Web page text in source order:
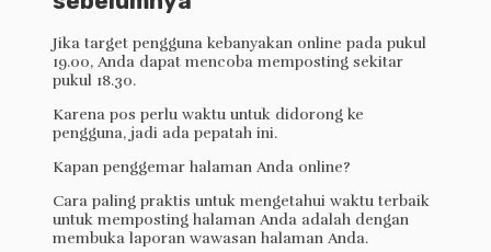
Jika target pengguna kebanyakan online pada pukul
19.00, Anda dapat mencoba memposting sekitar
pukul 18.30.
Karena pos perlu waktu untuk didorong ke
pengguna, jadi ada pepatah ini.
Kapan penggemar halaman Anda online?
Cara paling praktis untuk mengetahui waktu terbaik
untuk memposting halaman Anda adalah dengan
membuka laporan wawasan halaman Anda.